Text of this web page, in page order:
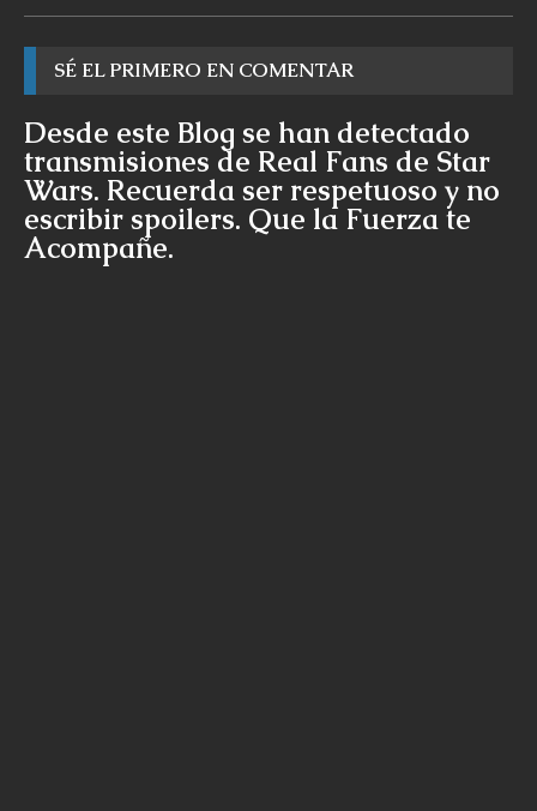
SÉ EL PRIMERO EN COMENTAR
Desde este Blog se han detectado
transmisiones de Real Fans de Star
Wars. Recuerda ser respetuoso y no
escribir spoilers. Que la Fuerza te
Acompañe.